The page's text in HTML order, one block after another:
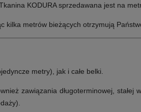
KODURA sprzedawana jest na
kilka metrów bieżących otrzymują
metry), jak i całe belki.
zawiązania długoterminowej,